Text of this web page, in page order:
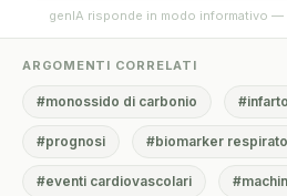
genIA risponde in modo informativo
ARGOMENTI CORRELATI
#monossido di carbonio
#prognosi #biomarker
#eventi cardiovascolari